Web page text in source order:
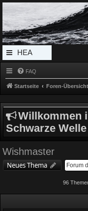
Radio Schwarze Welle Forum
Das Radio mit den Besten Dunklen
HEA
DERL
MEN
U
FAQ
Startseite Foren-Übersicht
Willkommen
Schwarze Welle
Wishmaster
Neues Thema
96